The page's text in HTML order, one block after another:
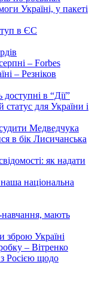
Україні, у пакеті
в ЄС
– Forbes
– Резніков
в “Дії”
для України і
Медведчука
в бік Лисичанська
як надати
національна
навчання, мають
зброю Україні
– Вітренко
Росією щодо